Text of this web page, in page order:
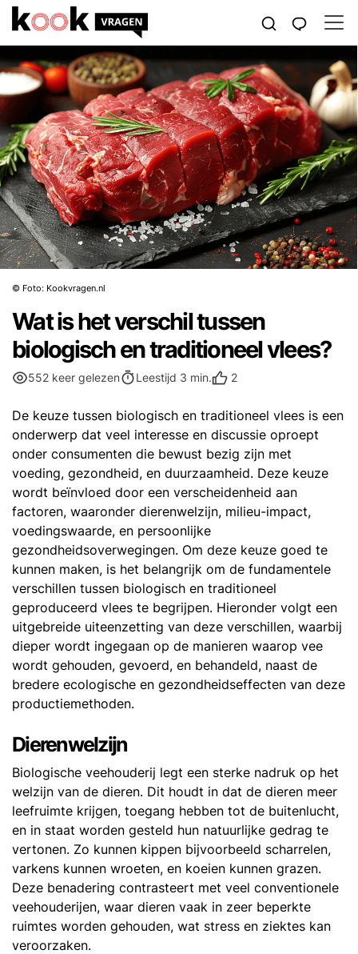
© Foto: Kookvragen.nl
Wat is het verschil tussen
biologisch en traditioneel vlees?
552 keer gelezen Leestijd 3 min. 2
De keuze tussen biologisch en traditioneel vlees is een
onderwerp dat veel interesse en discussie oproept
onder consumenten die bewust bezig zijn met
voeding, gezondheid, en duurzaamheid. Deze keuze
wordt beïnvloed door een verscheidenheid aan
factoren, waaronder dierenwelzijn, milieu-impact,
voedingswaarde, en persoonlijke
gezondheidsoverwegingen. Om deze keuze goed te
kunnen maken, is het belangrijk om de fundamentele
verschillen tussen biologisch en traditioneel
geproduceerd vlees te begrijpen. Hieronder volgt een
uitgebreide uiteenzetting van deze verschillen, waarbij
dieper wordt ingegaan op de manieren waarop vee
wordt gehouden, gevoerd, en behandeld, naast de
bredere ecologische en gezondheidseffecten van deze
productiemethoden.
Dierenwelzijn
Biologische veehouderij legt een sterke nadruk op het
welzijn van de dieren. Dit houdt in dat de dieren meer
leefruimte krijgen, toegang hebben tot de buitenlucht,
en in staat worden gesteld hun natuurlijke gedrag te
vertonen. Zo kunnen kippen bijvoorbeeld scharrelen,
varkens kunnen wroeten, en koeien kunnen grazen.
Deze benadering contrasteert met veel conventionele
veehouderijen, waar dieren vaak in zeer beperkte
ruimtes worden gehouden, wat stress en ziektes kan
veroorzaken.